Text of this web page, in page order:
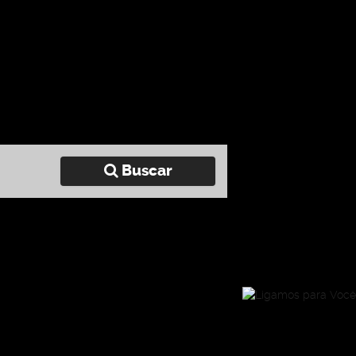
Buscar